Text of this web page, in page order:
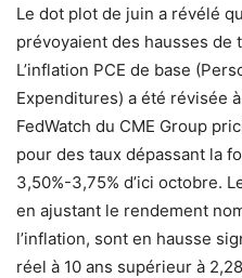
Le dot plot de juin a révélé
prévoyaient des hausses de
L’inflation PCE de base
Expenditures) a été révisée
FedWatch du CME Group
pour des taux dépassant la
3,50%-3,75% d’ici octobre.
en ajustant le rendement
l’inflation, sont en hausse
réel à 10 ans supérieur à